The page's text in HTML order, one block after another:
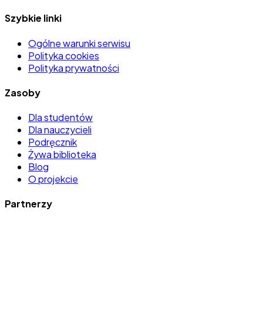
Szybkie linki
Ogólne warunki serwisu
Polityka cookies
Polityka prywatności
Zasoby
Dla studentów
Dla nauczycieli
Podręcznik
Żywa biblioteka
Blog
O projekcie
Partnerzy